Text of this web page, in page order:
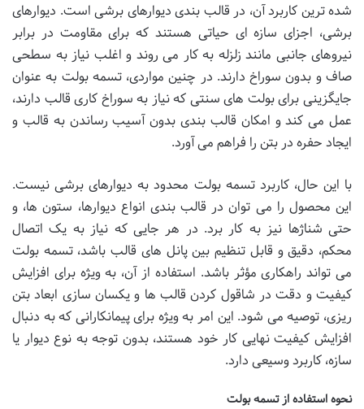
شده ترین کاربرد آن، در قالب بندی دیوارهای برشی است. دیوارهای
برشی، اجزای سازه ای حیاتی هستند که برای مقاومت در برابر
نیروهای جانبی مانند زلزله به کار می روند و اغلب نیاز به سطحی
صاف و بدون سوراخ دارند. در چنین مواردی، تسمه بولت به عنوان
جایگزینی برای بولت های سنتی که نیاز به سوراخ کاری قالب دارند،
عمل می کند و امکان قالب بندی بدون آسیب رساندن به قالب و
ایجاد حفره در بتن را فراهم می آورد.
با این حال، کاربرد تسمه بولت محدود به دیوارهای برشی نیست.
این محصول را می توان در قالب بندی انواع دیوارها، ستون ها، و
حتی شناژها نیز به کار برد. در هر جایی که نیاز به یک اتصال
محکم، دقیق و قابل تنظیم بین پانل های قالب باشد، تسمه بولت
می تواند راهکاری مؤثر باشد. استفاده از آن، به ویژه برای افزایش
کیفیت و دقت در شاقول کردن قالب ها و یکسان سازی ابعاد بتن
ریزی، توصیه می شود. این امر به ویژه برای پیمانکارانی که به دنبال
افزایش کیفیت نهایی کار خود هستند، بدون توجه به نوع دیوار یا
سازه، کاربرد وسیعی دارد.
نحوه استفاده از تسمه بولت